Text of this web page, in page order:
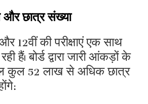
और छात्र संख्या
12वीं की परीक्षाएं एक साथ
हैं। बोर्ड द्वारा जारी आंकड़ों के
कुल 52 लाख से अधिक छात्र